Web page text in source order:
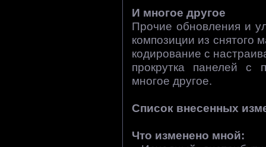
И многое другое
Прочие обновления и
композиции из снятого
кодирование с
прокрутка панелей с
многое другое.
Список внесенных
Что изменено мной: